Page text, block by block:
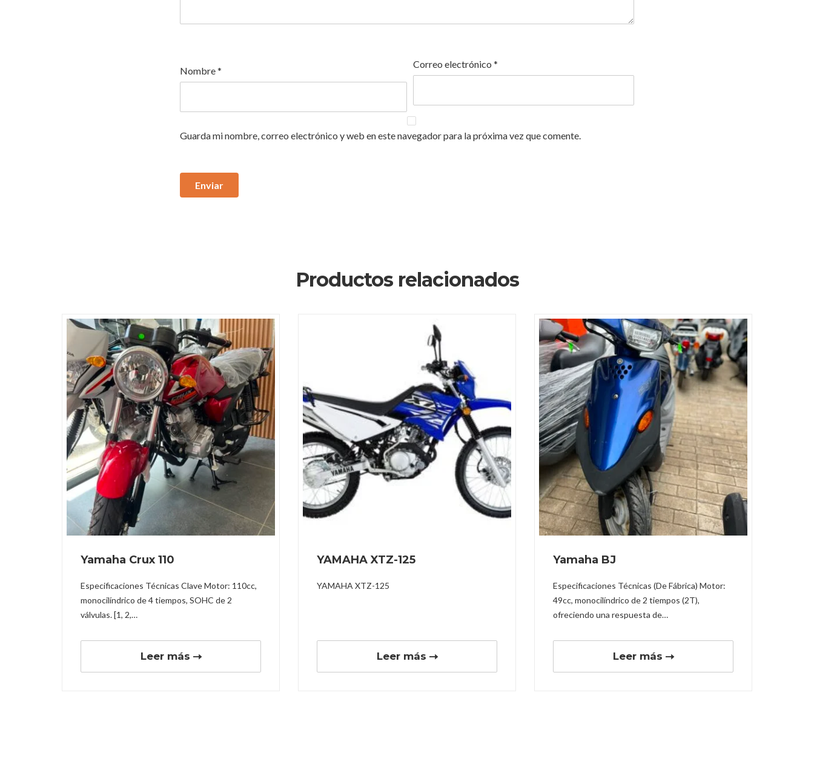
Nombre*
Correo electrónico *
Guarda mi nombre, correo electrónico y web en este navegador para la próxima vez que comente.
Productos relacionados
Yamaha Crux 110
Especificaciones Técnicas Clave Motor: 110cc,
monocilíndrico de 4 tiempos, SOHC de 2
válvulas. [1, 2,…
Leer más
YAMAHA XTZ-125
YAMAHA XTZ-125
Leer más
Yamaha BJ
Especificaciones Técnicas (De Fábrica) Motor:
49cc, monocilíndrico de 2 tiempos (2T),
ofreciendo una respuesta de…
Leer más